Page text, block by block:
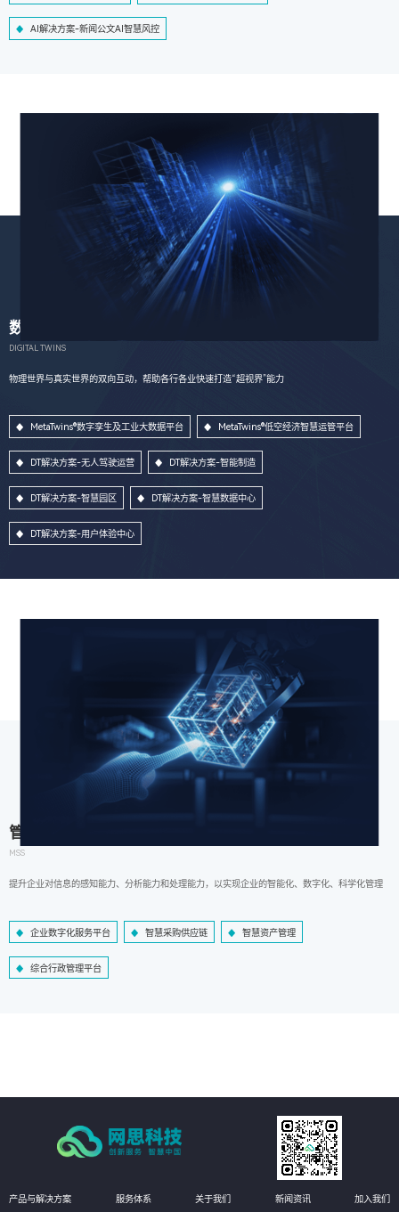
AI解决方案-新闻公文AI智慧风控
数字孪生
DIGITAL TWINS
物理世界与真实世界的双向互动，帮助各行各业快速打造“超视界”能力
MetaTwins®数字孪生及工业大数据平台 MetaTwins®低空经济智慧运管平台
DT解决方案-无人驾驶运营 DT解决方案-智能制造
DT解决方案-智慧园区 DT解决方案-智慧数据中心
DT解决方案-用户体验中心
管理信息系统
MSS
提升企业对信息的感知能力、分析能力和处理能力，以实现企业的智能化、数字化、科学化管理
企业数字化服务平台 智慧采购供应链 智慧资产管理
综合行政管理平台
产品与解决方案 服务体系 关于我们 新闻资讯 加入我们